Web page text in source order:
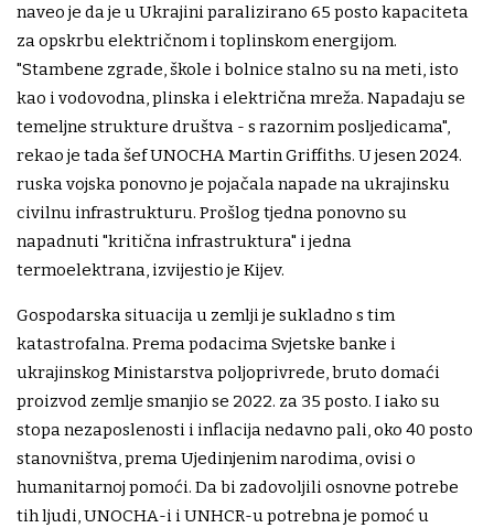
naveo je da je u Ukrajini paralizirano 65 posto kapaciteta
za opskrbu električnom i toplinskom energijom.
"Stambene zgrade, škole i bolnice stalno su na meti, isto
kao i vodovodna, plinska i električna mreža. Napadaju se
temeljne strukture društva - s razornim posljedicama",
rekao je tada šef UNOCHA Martin Griffiths. U jesen 2024.
ruska vojska ponovno je pojačala napade na ukrajinsku
civilnu infrastrukturu. Prošlog tjedna ponovno su
napadnuti "kritična infrastruktura" i jedna
termoelektrana, izvijestio je Kijev.
Gospodarska situacija u zemlji je sukladno s tim
katastrofalna. Prema podacima Svjetske banke i
ukrajinskog Ministarstva poljoprivrede, bruto domaći
proizvod zemlje smanjio se 2022. za 35 posto. I iako su
stopa nezaposlenosti i inflacija nedavno pali, oko 40 posto
stanovništva, prema Ujedinjenim narodima, ovisi o
humanitarnoj pomoći. Da bi zadovoljili osnovne potrebe
tih ljudi, UNOCHA-i i UNHCR-u potrebna je pomoć u